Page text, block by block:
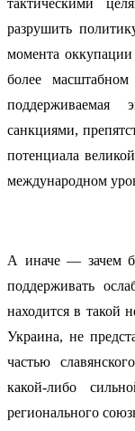
тактическими
разрушить
момента
более
поддерживаемая
санкциями,
потенциала
международном
А иначе — зачем
поддерживать
находится в такой
Украина, не
частью
какой-либо
регионального